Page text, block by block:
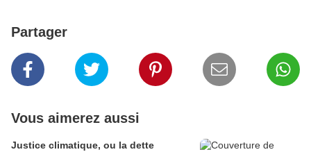
Partager
Vous aimerez aussi
Justice climatique, ou la dette